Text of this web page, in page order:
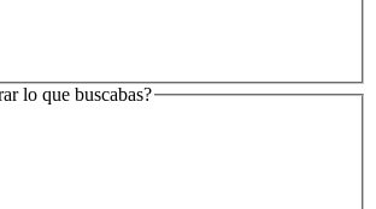
lo que buscabas?